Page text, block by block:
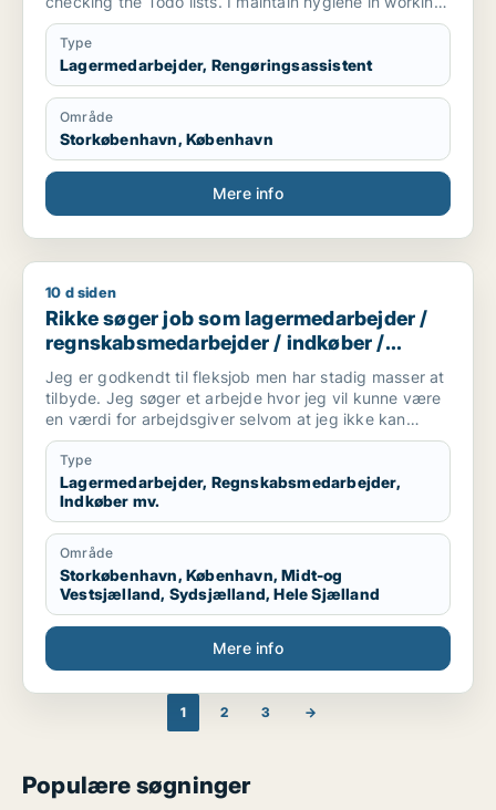
areas.
Type
Lagermedarbejder, Rengøringsassistent
Område
Storkøbenhavn, København
Mere info
Rikke søger job som lagermedarbejder /
10 d siden
Rikke søger job som lagermedarbejder /
regnskabsmedarbejder / indkøber /
receptionist / maskintekniker
Jeg er godkendt til fleksjob men har stadig masser at
tilbyde. Jeg søger et arbejde hvor jeg vil kunne være
en værdi for arbejdsgiver selvom at jeg ikke kan
arbejde i en fuldtidsstilling. Jeg er ikke bleg for at
prøve noget nyt og søger derfor ikke kun inde for en
bestemt branche
Type
Lagermedarbejder, Regnskabsmedarbejder,
Indkøber mv.
Område
Storkøbenhavn, København, Midt-og
Vestsjælland, Sydsjælland, Hele Sjælland
Mere info
1 2 3 →
Populære søgninger